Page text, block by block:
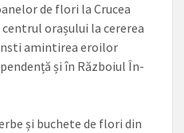
de flori la Cru­cea
orașului la cererea
amin­tirea eroilor
și în Războiul În­
și buchete de flori din